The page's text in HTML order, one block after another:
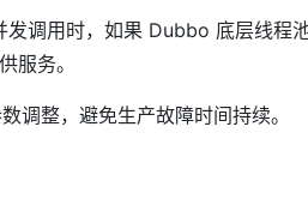
调用时，如果 Dubbo 底层线程
服务。
整，避免生产故障时间持续。